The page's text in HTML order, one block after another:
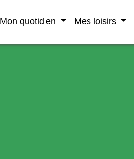
Mon quotidien Mes loisirs